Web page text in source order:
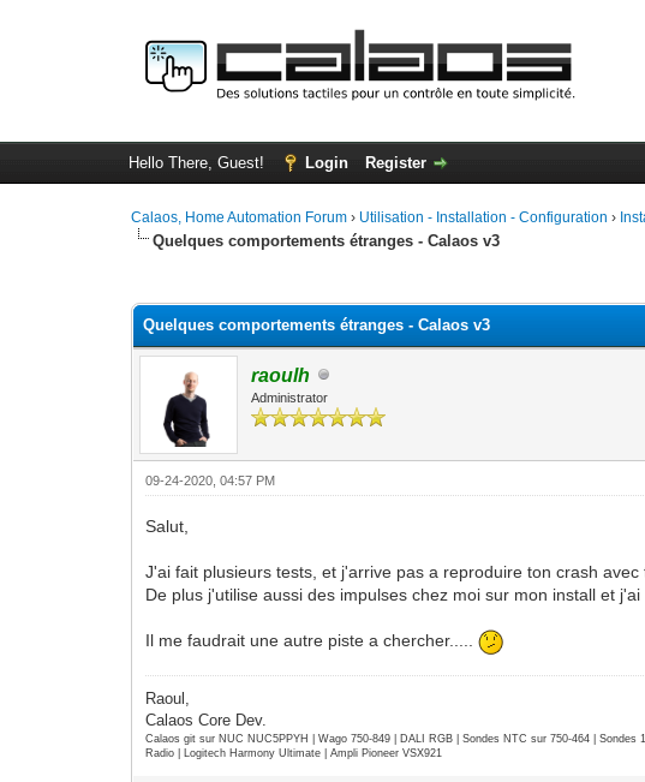
Hello There, Guest! Login Register
Calaos, Home Automation Forum › Utilisation - Installation - Configuration ›
Quelques comportements étranges - Calaos v3
Quelques comportements étranges - Calaos v3
raoulh
Administrator
09-24-2020, 04:57 PM
Salut,
J'ai fait plusieurs tests, et j'arrive pas a reproduire ton crash
De plus j'utilise aussi des impulses chez moi sur mon install et j'ai
Il me faudrait une autre piste a chercher.....
Raoul,
Calaos Core Dev.
Calaos git sur NUC NUC5PPYH | Wago 750-849 | DALI RGB | Sondes NTC sur 750-464 |
Radio | Logitech Harmony Ultimate | Ampli Pioneer VSX921